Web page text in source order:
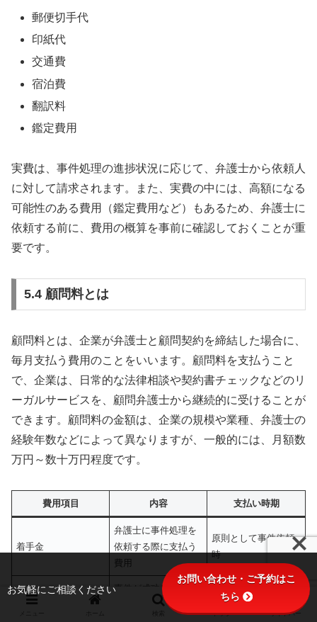
郵便切手代
印紙代
交通費
宿泊費
翻訳料
鑑定費用
実費は、事件処理の進捗状況に応じて、弁護士から依頼人
に対して請求されます。また、実費の中には、高額になる
可能性のある費用（鑑定費用など）もあるため、弁護士に
依頼する前に、費用の概算を事前に確認しておくことが重
要です。
5.4 顧問料とは
顧問料とは、企業が弁護士と顧問契約を締結した場合に、
毎月支払う費用のことをいいます。顧問料を支払うこと
で、企業は、日常的な法律相談や契約書チェックなどのリ
ーガルサービスを、顧問弁護士から継続的に受けることが
できます。顧問料の金額は、企業の規模や業種、弁護士の
経験年数などによって異なりますが、一般的には、月額数
万円～数十万円程度です。
費用項目 内容 支払い時期
着手金
弁護士に事件処理を
依頼する際に支払う
費用
原則として事件依頼
時
報酬金
事件が成功した場合
に支払う成功報酬
事件終了時
トップ サイドバー
お気軽にご相談ください
お問い合わせ・ご予約はこ
ちら